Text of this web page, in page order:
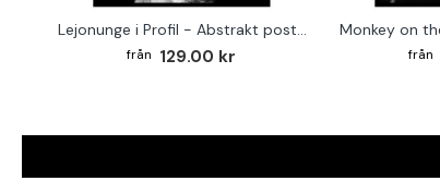
Lejonunge i Profil - Abstrakt poster i svartvitt
129.00 kr